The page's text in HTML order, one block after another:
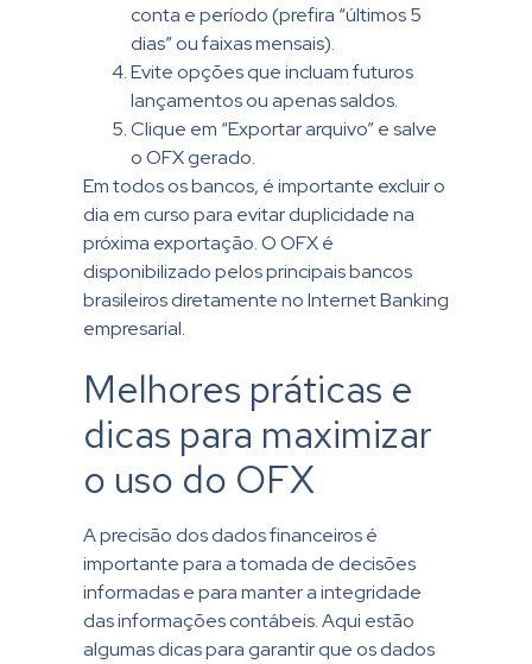
conta e período (prefira “últimos 5
dias” ou faixas mensais).
Evite opções que incluam futuros
lançamentos ou apenas saldos.
Clique em “Exportar arquivo” e salve
o OFX gerado.
Em todos os bancos, é importante excluir o
dia em curso para evitar duplicidade na
próxima exportação.O OFX é
disponibilizado pelos principais bancos
brasileiros diretamente no Internet Banking
empresarial.
Melhores práticas e
dicas para maximizar
o uso do OFX
A precisão dos dados financeiros é
importante para a tomada de decisões
informadas e para manter a integridade
das informações contábeis. Aqui estão
algumas dicas para garantir que os dados